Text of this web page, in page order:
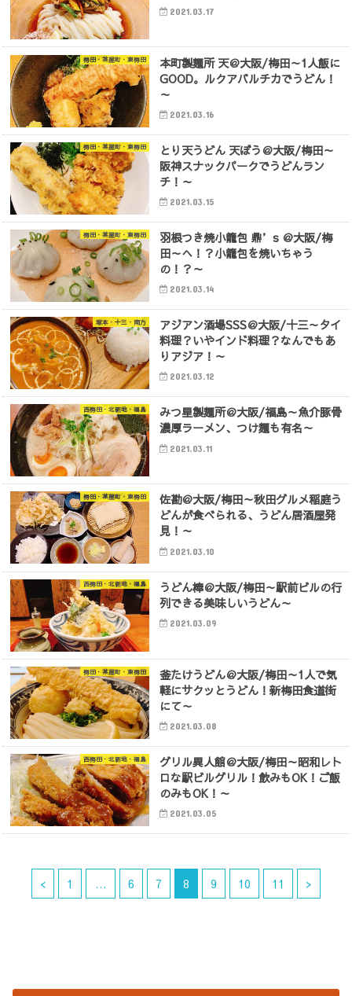
2021.03.17
梅田・茶屋町・東梅田
本町製麺所 天＠大阪/梅田～1人飯に
GOOD。ルクアバルチカでうどん！
～
2021.03.16
梅田・茶屋町・東梅田
とり天うどん 天ぼう＠大阪/梅田～
阪神スナックパークでうどんラン
チ！～
2021.03.15
梅田・茶屋町・東梅田
羽根つき焼小籠包 鼎’s ＠大阪/梅
田～へ！？小籠包を焼いちゃう
の！？～
2021.03.14
塚本・十三・南方
アジアン酒場SSS＠大阪/十三～タイ
料理？いやインド料理？なんでもあ
りアジア！～
2021.03.12
西梅田・北新地・福島
みつ星製麺所＠大阪/福島～魚介豚骨
濃厚ラーメン、つけ麺も有名～
2021.03.11
梅田・茶屋町・東梅田
佐勘＠大阪/梅田～秋田グルメ稲庭う
どんが食べられる、うどん居酒屋発
見！～
2021.03.10
西梅田・北新地・福島
うどん棒＠大阪/梅田～駅前ビルの行
列できる美味しいうどん～
2021.03.09
梅田・茶屋町・東梅田
釜たけうどん＠大阪/梅田～1人で気
軽にサクッとうどん！新梅田食道街
にて～
2021.03.08
西梅田・北新地・福島
グリル異人館＠大阪/梅田～昭和レト
ロな駅ビルグリル！飲みもOK！ご飯
のみもOK！～
2021.03.05
< 1 … 6 7 8 9 10 11 >